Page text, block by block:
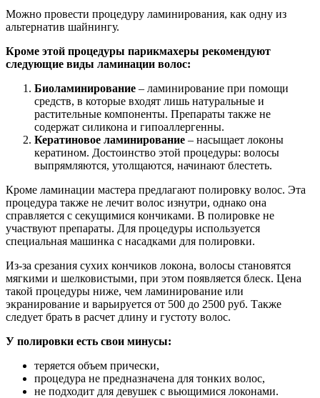
Можно провести процедуру ламинирования, как одну из
альтернатив шайнингу.
Кроме этой процедуры парикмахеры рекомендуют
следующие виды ламинации волос:
Биоламинирование – ламинирование при помощи
средств, в которые входят лишь натуральные и
растительные компоненты. Препараты также не
содержат силикона и гипоаллергенны.
Кератиновое ламинирование – насыщает локоны
кератином. Достоинство этой процедуры: волосы
выпрямляются, утолщаются, начинают блестеть.
Кроме ламинации мастера предлагают полировку волос. Эта
процедура также не лечит волос изнутри, однако она
справляется с секущимися кончиками. В полировке не
участвуют препараты. Для процедуры используется
специальная машинка с насадками для полировки.
Из-за срезания сухих кончиков локона, волосы становятся
мягкими и шелковистыми, при этом появляется блеск. Цена
такой процедуры ниже, чем ламинирование или
экранирование и варьируется от 500 до 2500 руб. Также
следует брать в расчет длину и густоту волос.
У полировки есть свои минусы:
теряется объем прически,
процедура не предназначена для тонких волос,
не подходит для девушек с вьющимися локонами.